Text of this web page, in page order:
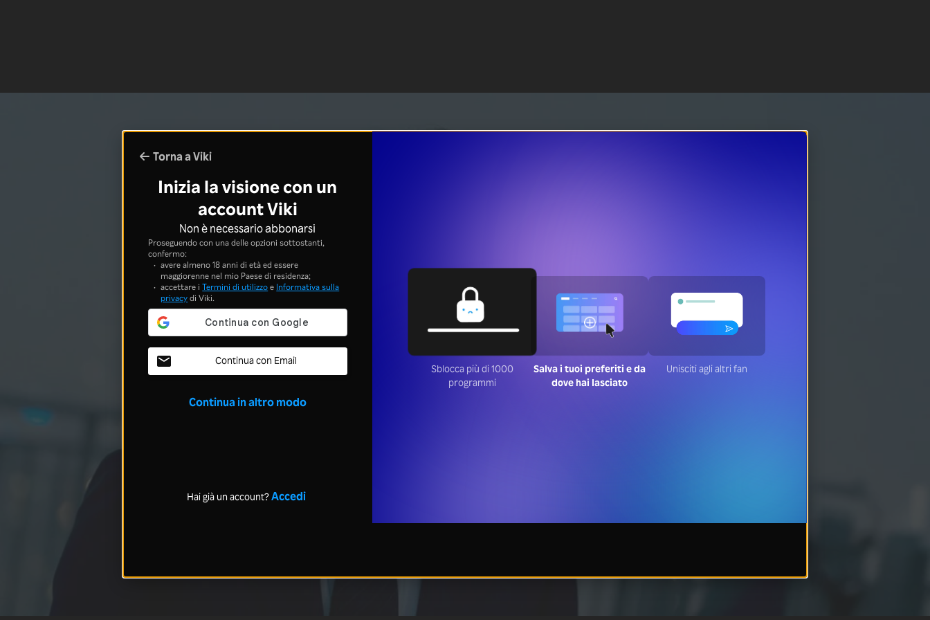
Torna a Viki
Inizia la visione con un
account Viki
Non è necessario abbonarsi
Proseguendo con una delle opzioni sottostanti,
confermo:
avere almeno 18 anni di età ed essere
maggiorenne nel mio Paese di residenza;
accettare iTermini di utilizzoe Informativa sulla
privacydi Viki.
Continua con Email
Continua in altro modo
Hai già un account?Accedi
Sblocca più di 1000
programmi
Salva i tuoi preferiti e da
dove hai lasciato
Unisciti agli altri fan